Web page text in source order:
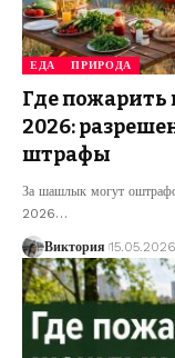
ЕДА ПРИРОДА
Где
2026:
штрафы
За шашлык могут
2026…
Виктория 15.05.2026